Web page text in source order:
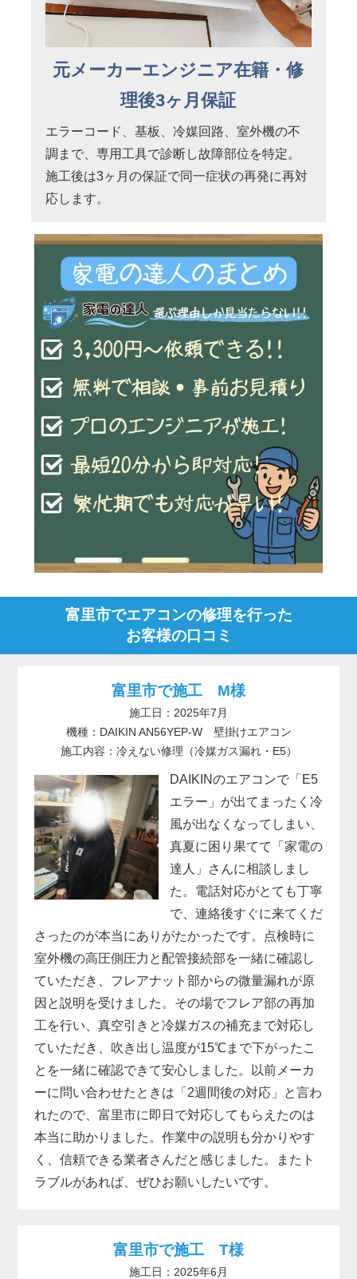
元メーカーエンジニア在籍・修
理後3ヶ月保証
エラーコード、基板、冷媒回路、室外機の不
調まで、専用工具で診断し故障部位を特定。
施工後は3ヶ月の保証で同一症状の再発に再対
応します。
富里市でエアコンの修理を行った
お客様の口コミ
富里市で施工 M様
施工日：2025年7月
機種：DAIKIN AN56YEP-W 壁掛けエアコン
施工内容：冷えない修理（冷媒ガス漏れ・E5）
DAIKINのエアコンで「E5
エラー」が出てまったく冷
風が出なくなってしまい、
真夏に困り果てて「家電の
達人」さんに相談しまし
た。電話対応がとても丁寧
で、連絡後すぐに来てくだ
さったのが本当にありがたかったです。点検時に
室外機の高圧側圧力と配管接続部を一緒に確認し
ていただき、フレアナット部からの微量漏れが原
因と説明を受けました。その場でフレア部の再加
工を行い、真空引きと冷媒ガスの補充まで対応し
ていただき、吹き出し温度が15℃まで下がったこ
とを一緒に確認できて安心しました。以前メーカ
ーに問い合わせたときは「2週間後の対応」と言わ
れたので、富里市に即日で対応してもらえたのは
本当に助かりました。作業中の説明も分かりやす
く、信頼できる業者さんだと感じました。またト
ラブルがあれば、ぜひお願いしたいです。
富里市で施工 T様
施工日：2025年6月